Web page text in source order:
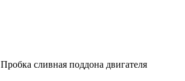
Пробка сливная поддона двигателя